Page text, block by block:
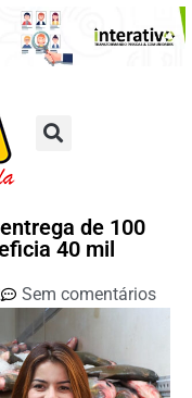
de 100
40 mil
Sem comentários